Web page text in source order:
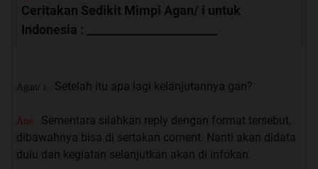
Ceritakan Sedikit Mimpi Agan/ i untuk
Indonesia : _______________________
Agan/ i : Setelah itu apa lagi kelanjutannya gan?
Ane : Sementara silahkan reply dengan format tersebut,
dibawahnya bisa di sertakan coment. Nanti akan didata
dulu dan kegiatan selanjutkan akan di infokan.